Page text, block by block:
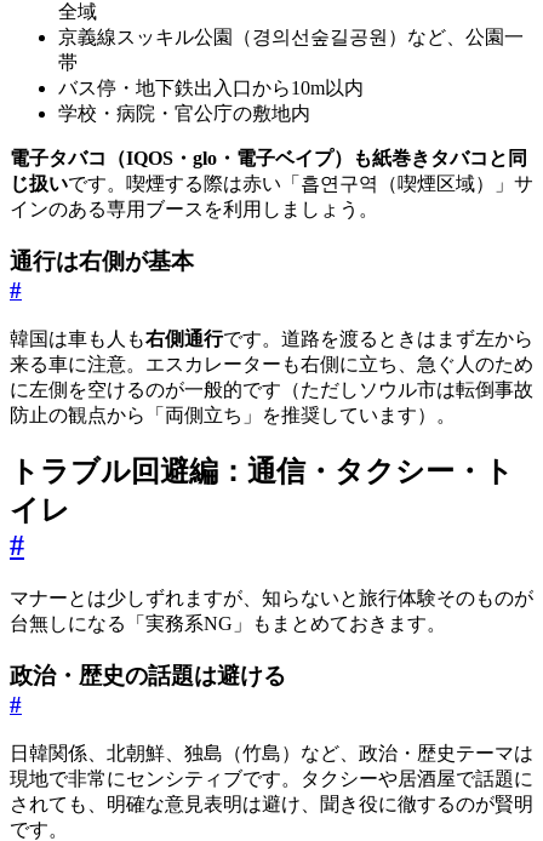
全域
京義線スッキル公園（경의선숲길공원）など、公園一
帯
バス停・地下鉄出入口から10m以内
学校・病院・官公庁の敷地内
電子タバコ（IQOS・glo・電子ベイプ）も紙巻きタバコと同
じ扱いです。喫煙する際は赤い「흡연구역（喫煙区域）」サ
インのある専用ブースを利用しましょう。
通行は右側が基本
#
韓国は車も人も右側通行です。道路を渡るときはまず左から
来る車に注意。エスカレーターも右側に立ち、急ぐ人のため
に左側を空けるのが一般的です（ただしソウル市は転倒事故
防止の観点から「両側立ち」を推奨しています）。
トラブル回避編：通信・タクシー・ト
イレ
#
マナーとは少しずれますが、知らないと旅行体験そのものが
台無しになる「実務系NG」もまとめておきます。
政治・歴史の話題は避ける
#
日韓関係、北朝鮮、独島（竹島）など、政治・歴史テーマは
現地で非常にセンシティブです。タクシーや居酒屋で話題に
されても、明確な意見表明は避け、聞き役に徹するのが賢明
です。